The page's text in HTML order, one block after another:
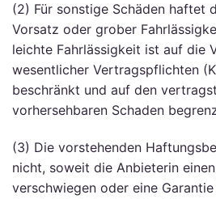
(2) Für sonstige Schäden haftet
Vorsatz oder grober
leichte Fahrlässigkeit ist auf die
wesentlicher Vertragspflichten
beschränkt und auf den
vorhersehbaren Schaden
(3) Die vorstehenden
nicht, soweit die Anbieterin
verschwiegen oder eine